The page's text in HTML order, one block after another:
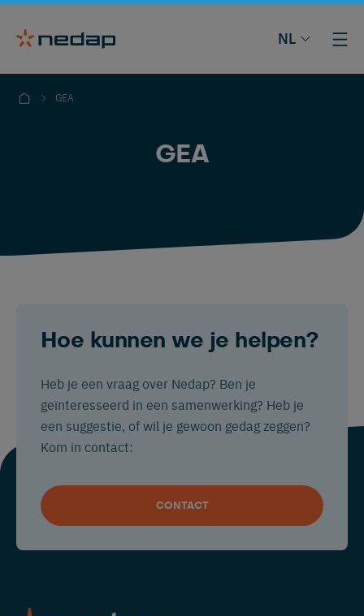
NL
GEA
GEA
Hoe kunnen we je helpen?
Heb je een vraag over Nedap? Ben je
geïnteresseerd in een samenwerking? Heb je
een suggestie, of wil je gewoon gedag zeggen?
Kom in contact:
CONTACT